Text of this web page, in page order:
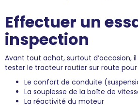
Effectuer un
inspection
Avant tout achat, surtout d’occasion,
tester le tracteur routier sur route pour
Le confort de conduite
La souplesse de la boîte de
La réactivité du moteur